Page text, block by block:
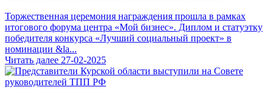
Торжественная церемония награждения прошла в рамках
итогового форума центра «Мой бизнес». Диплом и статуэтку
победителя конкурса «Лучший социальный проект» в
номинации &la...
Читать далее 27-02-2025